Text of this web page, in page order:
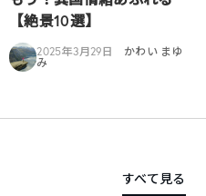
【絶景10選】
2025年3月29日
かわい まゆ
み
すべて見る